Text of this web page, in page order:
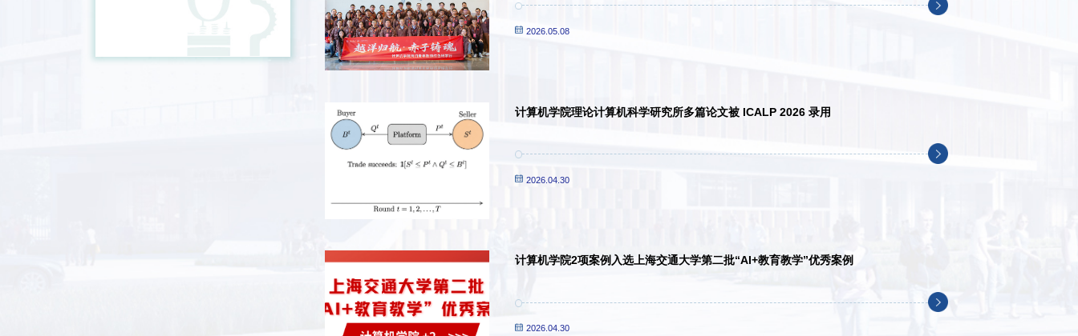
2026.05.08
计算机学院理论计算机科学研究所多篇论文被 ICALP 2026 录用
2026.04.30
计算机学院2项案例入选上海交通大学第二批“AI+教育教学”优秀案例
2026.04.30